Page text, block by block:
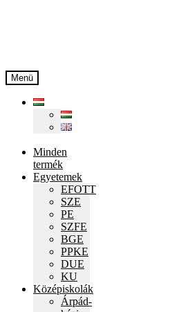
Menü
Minden
termék
Egyetemek
EFOTT
SZE
PE
SZFE
BGE
PPKE
DUE
KU
Középiskolák
Árpád-